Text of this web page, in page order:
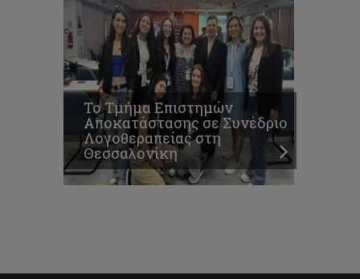
Το Τμήμα Επιστημών
Αποκατάστασης σε Συνέδριο
Λογοθεραπείας στη
Θεσσαλονίκη